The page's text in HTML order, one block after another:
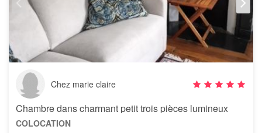
Chez marie claire
Chambre dans charmant petit trois pièces lumineux
COLOCATION